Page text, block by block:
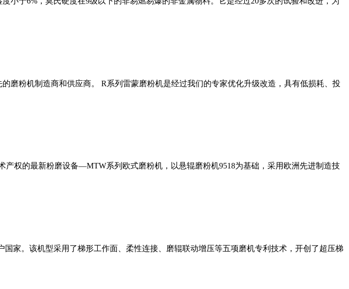
磨粉机制造商和供应商。 R系列雷蒙磨粉机是经过我们的专家优化升级改造，具有低损耗、投
权的最新粉磨设备—MTW系列欧式磨粉机，以悬辊磨粉机9518为基础，采用欧洲先进制造技
家。该机型采用了梯形工作面、柔性连接、磨辊联动增压等五项磨机专利技术，开创了超压梯